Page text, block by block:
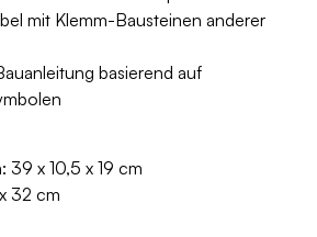
mit Klemm-Bausteinen anderer
basierend auf
39 x 10,5 x 19 cm
32 cm